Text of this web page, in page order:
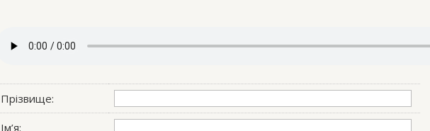
Прізвище:
Ім’я: